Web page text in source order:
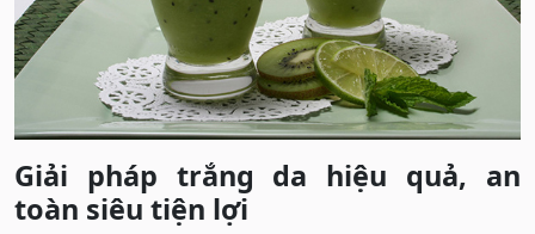
Giải pháp trắng da hiệu quả, an
toàn siêu tiện lợi